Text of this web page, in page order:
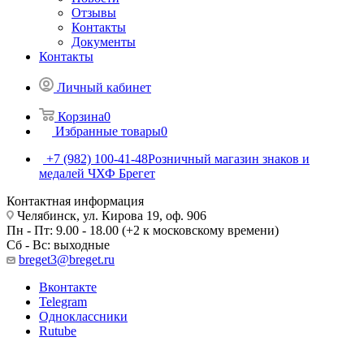
Отзывы
Контакты
Документы
Контакты
Личный кабинет
Корзина0
Избранные товары0
+7 (982) 100-41-48Розничный магазин знаков и
медалей ЧХФ Брегет
Контактная информация
Челябинск, ул. Кирова 19, оф. 906
Пн - Пт: 9.00 - 18.00 (+2 к московскому времени)
Сб - Вс: выходные
breget3@breget.ru
Вконтакте
Telegram
Одноклассники
Rutube